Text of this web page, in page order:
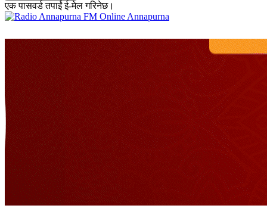
एक पासवर्ड तपाईं ई-मेल गरिनेछ।
Online Annapurna